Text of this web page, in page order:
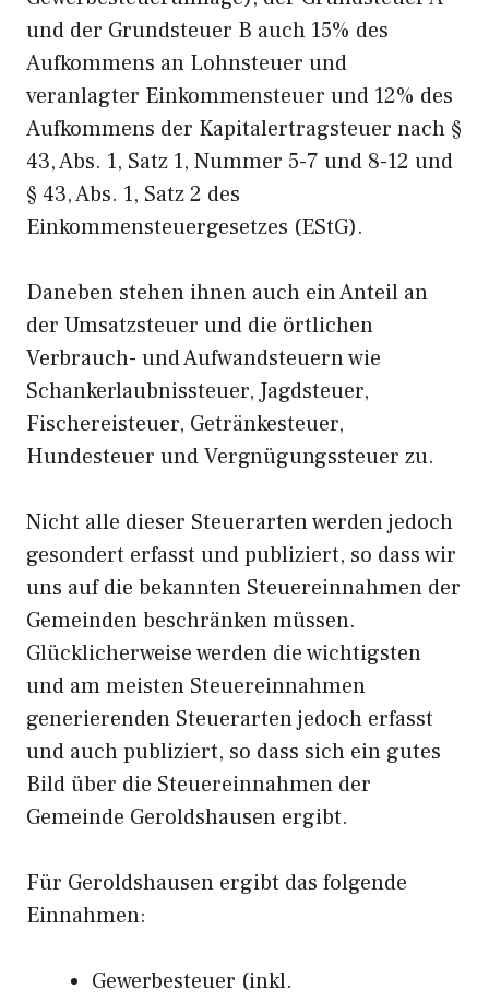
und der Grundsteuer B auch 15% des
Aufkommens an Lohnsteuer und
veranlagter Einkommensteuer und 12% des
Aufkommens der Kapitalertragsteuer nach §
43, Abs. 1, Satz 1, Nummer 5-7 und 8-12 und
§ 43, Abs. 1, Satz 2 des
Einkommensteuergesetzes (EStG).
Daneben stehen ihnen auch ein Anteil an
der Umsatzsteuer und die örtlichen
Verbrauch- und Aufwandsteuern wie
Schankerlaubnissteuer, Jagdsteuer,
Fischereisteuer, Getränkesteuer,
Hundesteuer und Vergnügungssteuer zu.
Nicht alle dieser Steuerarten werden jedoch
gesondert erfasst und publiziert, so dass wir
uns auf die bekannten Steuereinnahmen der
Gemeinden beschränken müssen.
Glücklicherweise werden die wichtigsten
und am meisten Steuereinnahmen
generierenden Steuerarten jedoch erfasst
und auch publiziert, so dass sich ein gutes
Bild über die Steuereinnahmen der
Gemeinde Geroldshausen ergibt.
Für Geroldshausen ergibt das folgende
Einnahmen:
Gewerbesteuer (inkl.